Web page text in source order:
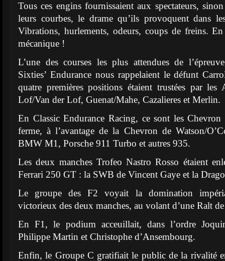
Tous ces engins fournissaient aux spectateurs, sinon
leurs courbes, le drame qu’ils provoquent dans
Vibrations, hurlements, odeurs, coups de freins.
mécanique !
L’une des courses les plus attendues de
Sixties’ Endurance nous rappelaient le défunt
quatre premières positions étaient trustées par
Lof/Van der Lof, Guenat/Mahe, Cazalieres et Merlin.
En Classic Endurance Racing, ce sont les
ferme, à l’avantage de la Chevron de Watson/
BMW M1, Porsche 911 Turbo et autres 935.
Les deux manches Trofeo Nastro Rosso étaient
Ferrari 250 GT : la SWB de Vincent Gaye et la
Le groupe des F2 voyait la domination
victorieux des deux manches, au volant d’une Ralt
En F1, le podium acceuillait, dans l’ordre
Philippe Martin et Christophe d’Ansembourg.
Enfin, le Groupe C gratifiait le public de la rivalité